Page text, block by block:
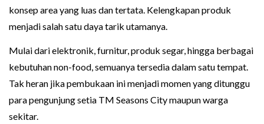
konsep area yang luas dan tertata. Kelengkapan produk
menjadi salah satu daya tarik utamanya.
Mulai dari elektronik, furnitur, produk segar, hingga berbagai
kebutuhan non-food, semuanya tersedia dalam satu tempat.
Tak heran jika pembukaan ini menjadi momen yang ditunggu
para pengunjung setia TM Seasons City maupun warga
sekitar.